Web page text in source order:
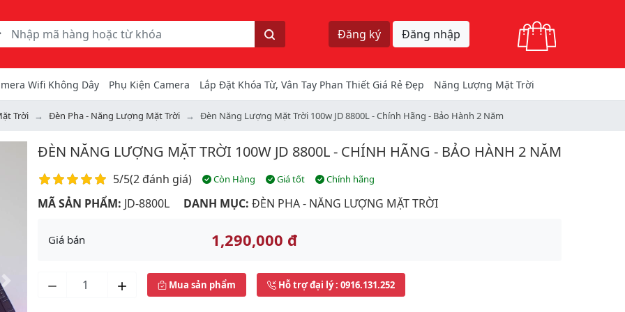
Tìm kiếm
Đăng ký Đăng nhập
Wifi Không Dây Phụ Kiện Camera Lắp Đặt Khóa Từ, Vân Tay Phan Thiết Giá Rẻ Đẹp Năng Lượng Mặt Trời
Trời Đèn Pha - Năng Lượng Mặt Trời Đèn Năng Lượng Mặt Trời 100w JD 8800L - Chính Hãng - Bảo Hành 2 Năm
Next
ĐÈN NĂNG LƯỢNG MẶT TRỜI 100W JD 8800L - CHÍNH HÃNG - BẢO HÀNH 2 NĂM
Điểm đánh giá
5/5(2 đánh giá) Còn Hàng Giá tốt Chính hãng
MÃ SẢN PHẨM: JD-8800L DANH MỤC: ĐÈN PHA - NĂNG LƯỢNG MẶT TRỜI
Giá bán 1,290,000 đ
Mua sản phẩm Hỗ trợ đại lý: 0916.131.252